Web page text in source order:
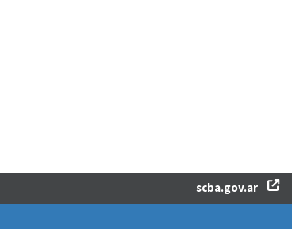
scba.gov.ar